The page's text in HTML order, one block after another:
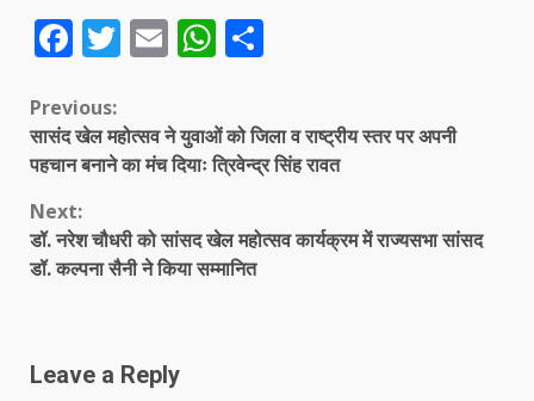
Facebook
Twitter
EmailWhatsApp
Continue
Reading
Previous:
सासंद खेल महोत्सव ने युवाओं को जिला व राष्ट्रीय स्तर पर अपनी
पहचान बनाने का मंच दियाः त्रिवेन्द्र सिंह रावत
Next:
डॉ. नरेश चौधरी को सांसद खेल महोत्सव कार्यक्रम में राज्यसभा सांसद
डॉ. कल्पना सैनी ने किया सम्मानित
Leave a Reply